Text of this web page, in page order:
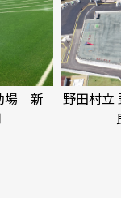
場 新
野田村立